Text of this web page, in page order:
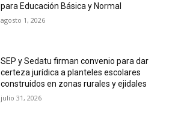
para Educación Básica y Normal
agosto 1, 2026
SEP y Sedatu firman convenio para dar
certeza jurídica a planteles escolares
construidos en zonas rurales y ejidales
julio 31, 2026